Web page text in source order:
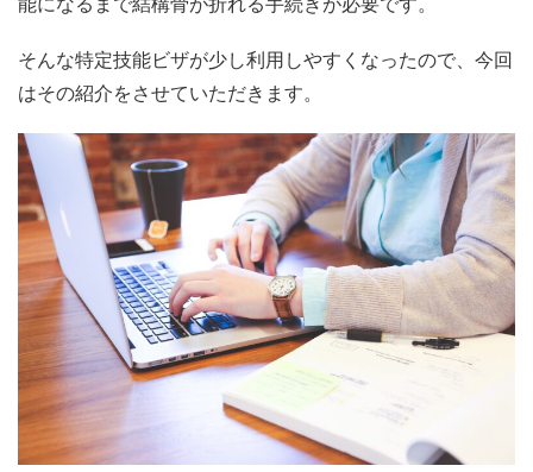
能になるまで結構骨が折れる手続きが必要です。
そんな特定技能ビザが少し利用しやすくなったので、今回
はその紹介をさせていただきます。